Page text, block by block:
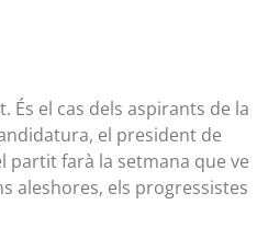
És el cas dels aspirants de la
el president de
partit farà la setmana que ve
aleshores, els progressistes